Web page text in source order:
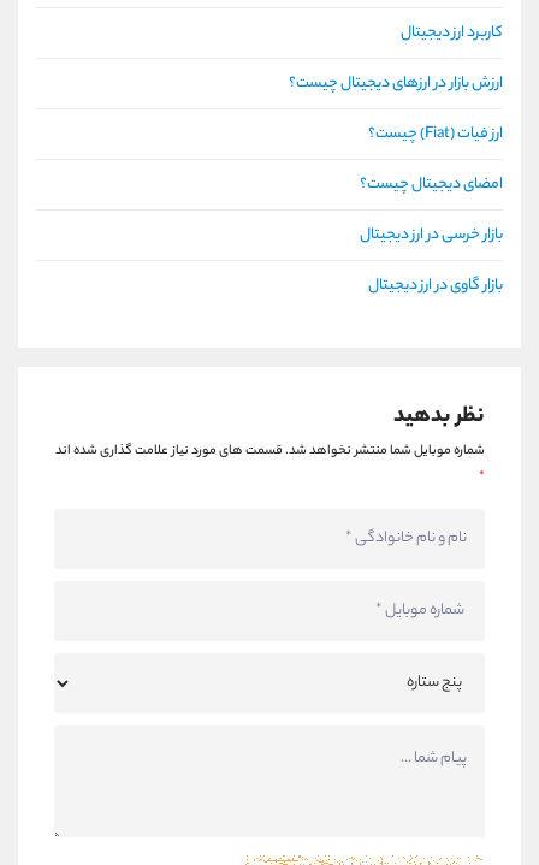
کاربرد ارز دیجیتال
ارزش بازار در ارزهای دیجیتال چیست؟
ارز فیات (Fiat) چیست؟
امضای دیجیتال چیست؟
بازار خرسی در ارز دیجیتال
بازار گاوی در ارز دیجیتال
نظر بدهید
شماره موبایل شما منتشر نخواهد شد.قسمت های مورد نیاز علامت گذاری شده اند
*